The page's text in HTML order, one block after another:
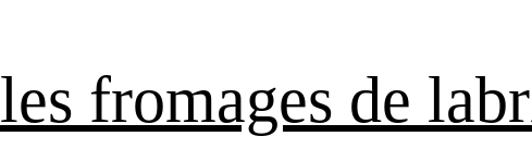
les fromages de